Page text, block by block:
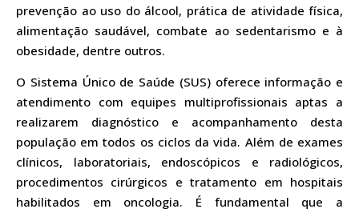
prevenção ao uso do álcool, prática de atividade física,
alimentação saudável, combate ao sedentarismo e à
obesidade, dentre outros.
O Sistema Único de Saúde (SUS) oferece informação e
atendimento com equipes multiprofissionais aptas a
realizarem diagnóstico e acompanhamento desta
população em todos os ciclos da vida. Além de exames
clínicos, laboratoriais, endoscópicos e radiológicos,
procedimentos cirúrgicos e tratamento em hospitais
habilitados em oncologia. É fundamental que a